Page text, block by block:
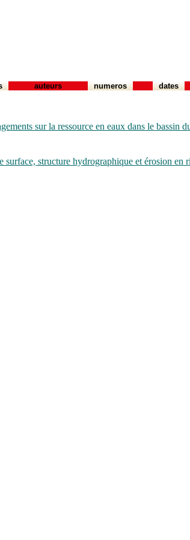
auteurs numeros dates
sur la ressource en eaux dans le
structure hydrographique et érosion en